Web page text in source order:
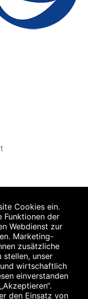
Vorrat reicht. Für Druck-
und fragen
der Hersteller. Der
Cookies ein.
Funktionen der
Webdienst zur
Marketing-
zusätzliche
stellen, unser
wirtschaftlich
einverstanden
den Einsatz von